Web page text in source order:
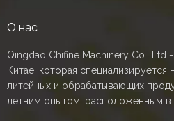
О нас
Qingdao Chifine Machinery Co., Ltd
Китае, которая специализируется
литейных и обрабатывающих
летним опытом, расположенным в